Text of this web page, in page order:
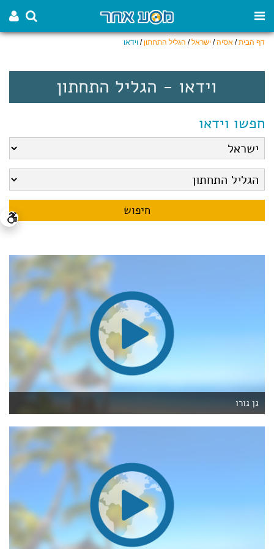
דף הבית/ אסיה/ ישראל/ הגליל התחתון / וידאו
וידאו - הגליל התחתון
חפשו וידאו
גן גורו